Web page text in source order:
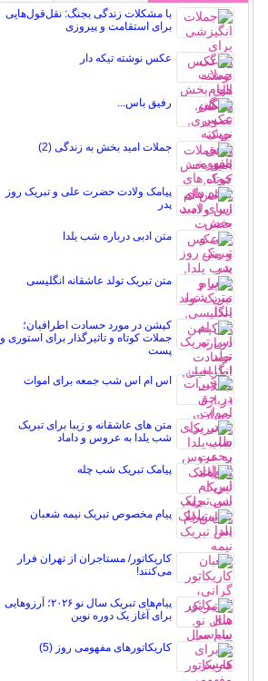
با مشکلات زندگی بجنگ: نقل‌قول‌هایی
برای استقامت و پیروزی
عکس نوشته تیکه دار
رفیق باس...
جملات امید بخش به زندگی (2)
پیامک ولادت حضرت علی و تبریک روز
پدر
متن ادبی درباره شب یلدا
متن تبریک تولد عاشقانه انگلیسی
کپشن در مورد حسادت اطرافیان؛
جملات کوتاه و تاثیرگذار برای استوری و
پست
اس ام اس شب جمعه برای اموات
متن های عاشقانه و زیبا برای تبریک
شب یلدا به عروس و داماد
پیامک تبریک شب چله
پیام مخصوص تبریک نيمه شعبان
کاریکاتور/ مستاجران از تهران فرار
می‌کنند!
پیام‌های تبریک سال نو ۲۰۲۶؛ آرزوهایی
برای آغاز یک دوره نوین
کاریکاتورهای مفهومی روز (5)